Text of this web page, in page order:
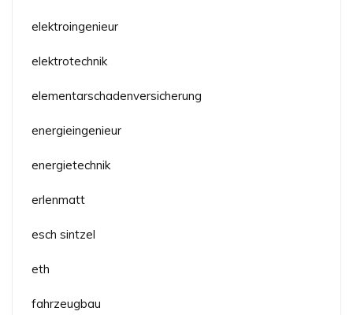
elektroingenieur
elektrotechnik
elementarschadenversicherung
energieingenieur
energietechnik
erlenmatt
esch sintzel
eth
fahrzeugbau